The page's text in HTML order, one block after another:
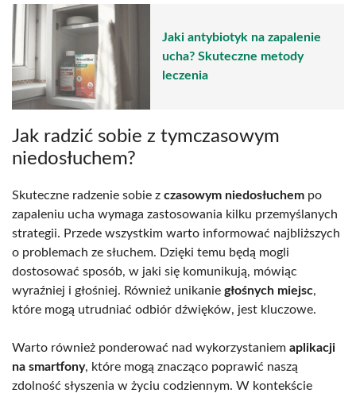
Jaki antybiotyk na zapalenie
ucha? Skuteczne metody
leczenia
Jak radzić sobie z tymczasowym
niedosłuchem?
Skuteczne radzenie sobie z czasowym niedosłuchem po
zapaleniu ucha wymaga zastosowania kilku przemyślanych
strategii. Przede wszystkim warto informować najbliższych
o problemach ze słuchem. Dzięki temu będą mogli
dostosować sposób, w jaki się komunikują, mówiąc
wyraźniej i głośniej. Również unikanie głośnych miejsc,
które mogą utrudniać odbiór dźwięków, jest kluczowe.
Warto również ponderować nad wykorzystaniem aplikacji
na smartfony, które mogą znacząco poprawić naszą
zdolność słyszenia w życiu codziennym. W kontekście